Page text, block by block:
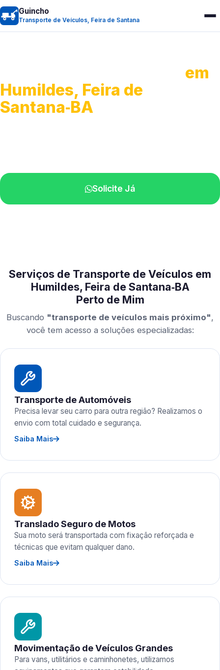
Guincho
Transporte de Veículos, Feira de Santana
em
Humildes, Feira de
Santana‑BA
Solicite Já
Serviços de Transporte de Veículos em
Humildes, Feira de Santana‑BA
Perto de Mim
Buscando "transporte de veículos mais próximo",
você tem acesso a soluções especializadas:
Transporte de Automóveis
Precisa levar seu carro para outra região? Realizamos o
envio com total cuidado e segurança.
Saiba Mais
Translado Seguro de Motos
Sua moto será transportada com fixação reforçada e
técnicas que evitam qualquer dano.
Saiba Mais
Movimentação de Veículos Grandes
Para vans, utilitários e caminhonetes, utilizamos